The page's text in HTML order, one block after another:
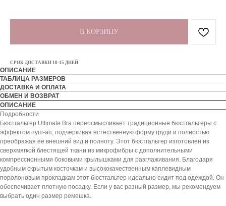
В КОРЗИНУ
СРОК ДОСТАВКИ 10-15 ДНЕЙ
ОПИСАНИЕ
ТАБЛИЦА РАЗМЕРОВ
ДОСТАВКА И ОПЛАТА
ОБМЕН И ВОЗВРАТ
ОПИСАНИЕ
Подробности
Бюстгальтер Ultimate Bra переосмысливает традиционные бюстгальтеры с
эффектом пуш-ап, подчеркивая естественную форму груди и полностью
преображая ее внешний вид и полноту. Этот бюстгальтер изготовлен из
сверхмягкой блестящей ткани из микрофибры с дополнительными
компрессионными боковыми крылышками для разглаживания. Благодаря
удобным скрытым косточкам и высококачественным каплевидным
поролоновым прокладкам этот бюстгальтер идеально сидит под одеждой. Он
обеспечивает плотную посадку. Если у вас разный размер, мы рекомендуем
выбрать один размер ремешка.